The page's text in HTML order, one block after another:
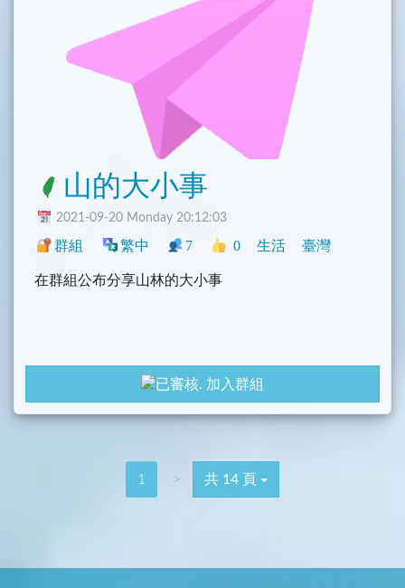
山的大小事
2021-09-20 Monday 20:12:03
群組 繁中 7 0 生活 臺灣
在群組公布分享山林的大小事
加入群組
1 > 共 14 頁